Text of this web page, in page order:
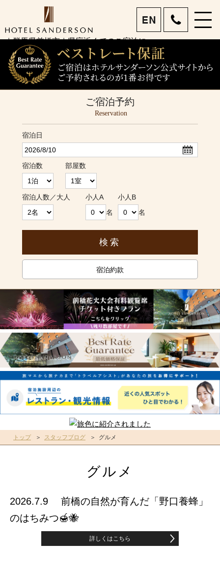
ホテルサンダーソン 前
橋市で宿泊・女子旅｜眺
望を楽しめるホテルレス
トラン｜ビジネスも旅行
｜群馬県前橋市｜県庁近くでのご宿泊に menu
ご宿泊予約
Reservation
宿泊日
宿泊数 部屋数
宿泊人数／大人
小人A
名
小人B
名
宿泊約款
トップ スタッフブログ グルメ
グルメ
2026.7.9 前橋の自然が育んだ「野口養蜂」
のはちみつ🍯🐝
詳しくはこちら